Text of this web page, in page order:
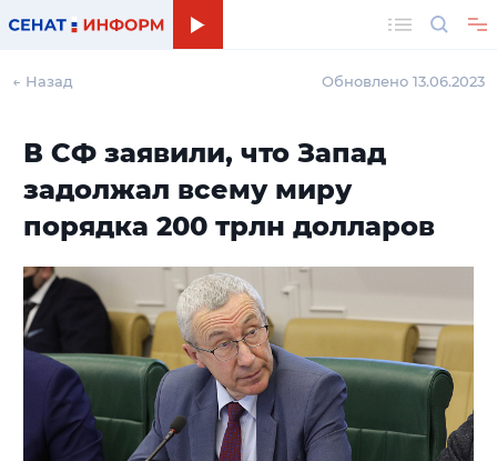
← Назад Обновлено 13.06.2023
В СФ заявили, что Запад
задолжал всему миру
порядка 200 трлн долларов